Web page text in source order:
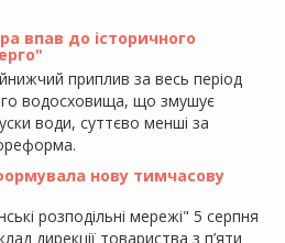
впав до історичного
приплив за весь період
водосховища, що змушує
води, суттєво менші за
нову тимчасову
розподільні мережі" 5 серпня
дирекції товариства з п’яти